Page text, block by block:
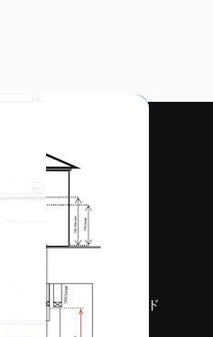
料金
会社概要
採用情報
検索トレンド